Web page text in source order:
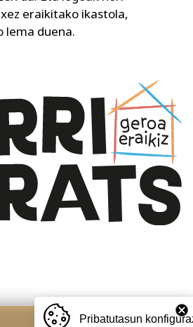
eraikitako ikastola,
lema duena.
Pribatutasun